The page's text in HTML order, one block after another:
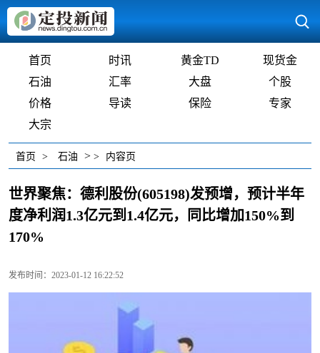
首页 时讯 黄金TD
现货金
石油
汇率 大盘
个股
价格
导读 保险
专家
大宗
首页 > 石油 > > 内容页
世界聚焦：德利股份(605198)发预增，预计半年
度净利润1.3亿元到1.4亿元，同比增加150%到
170%
发布时间：2023-01-12 16:22:52